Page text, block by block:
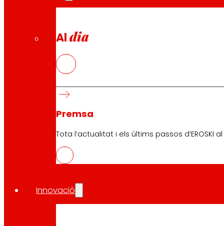
Aldia
Premsa
Tota l’actualitat i els últims passos d’EROSKI
Innovació